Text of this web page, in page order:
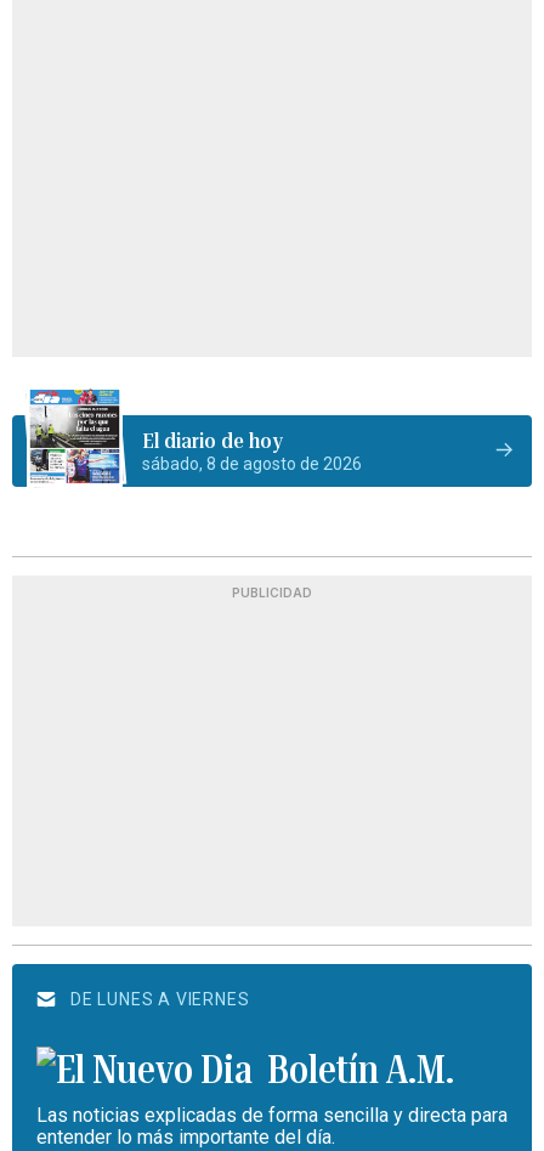
El diario de hoy
sábado, 8 de agosto de 2026
PUBLICIDAD
DE LUNES A VIERNES
Boletín A.M.
Las noticias explicadas de forma sencilla y directa para
entender lo más importante del día.